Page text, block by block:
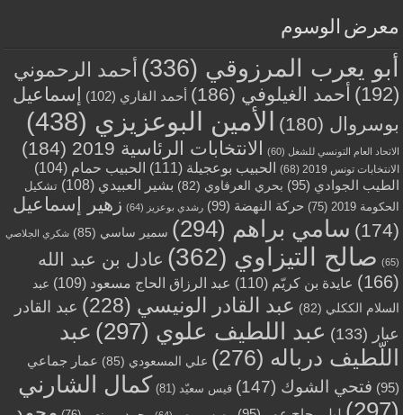
معرض الوسوم
أبو يعرب المرزوقي (336)
أحمد الرحموني
(192)
أحمد الغيلوفي (186) أحمد القاري (102)
إسماعيل
بوسروال (180) الأمين البوعزيزي (438)
الاتحاد العام التونسي للشغل (60) الانتخابات الرئاسية 2019 (184)
الانتخابات تونس 2019 (68) الحبيب بوعجيلة (111) الحبيب حمام (104)
الطيب الجوادي (95) بحري العرفاوي (82) بشير العبيدي (108)
تشكيل
الحكومة 2019
(75) حركة النهضة (99) رشدي بوعزيز (64)
زهير إسماعيل
(174)
سامي براهم (294) سمير ساسي (85) شكري الجلاصي
(65) صالح التيزاوي (362)
عادل بن عبد الله
(166)
عايدة بن كريّم (110) عبد الرزاق الحاج مسعود (109)
عبد
السلام الككلي (82) عبد القادر الونيسي (228)
عبد القادر
عبار (133) عبد اللطيف علوي (297)
عبد
اللّطيف درباله (276) علي المسعودي (85)
عمار جماعي
(95)
فتحي الشوك (147) قيس سعيّد (81)
كمال الشارني